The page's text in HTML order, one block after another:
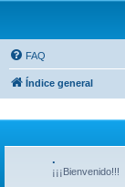
FAQ
Índice general
.
¡¡¡Bienvenido!!!